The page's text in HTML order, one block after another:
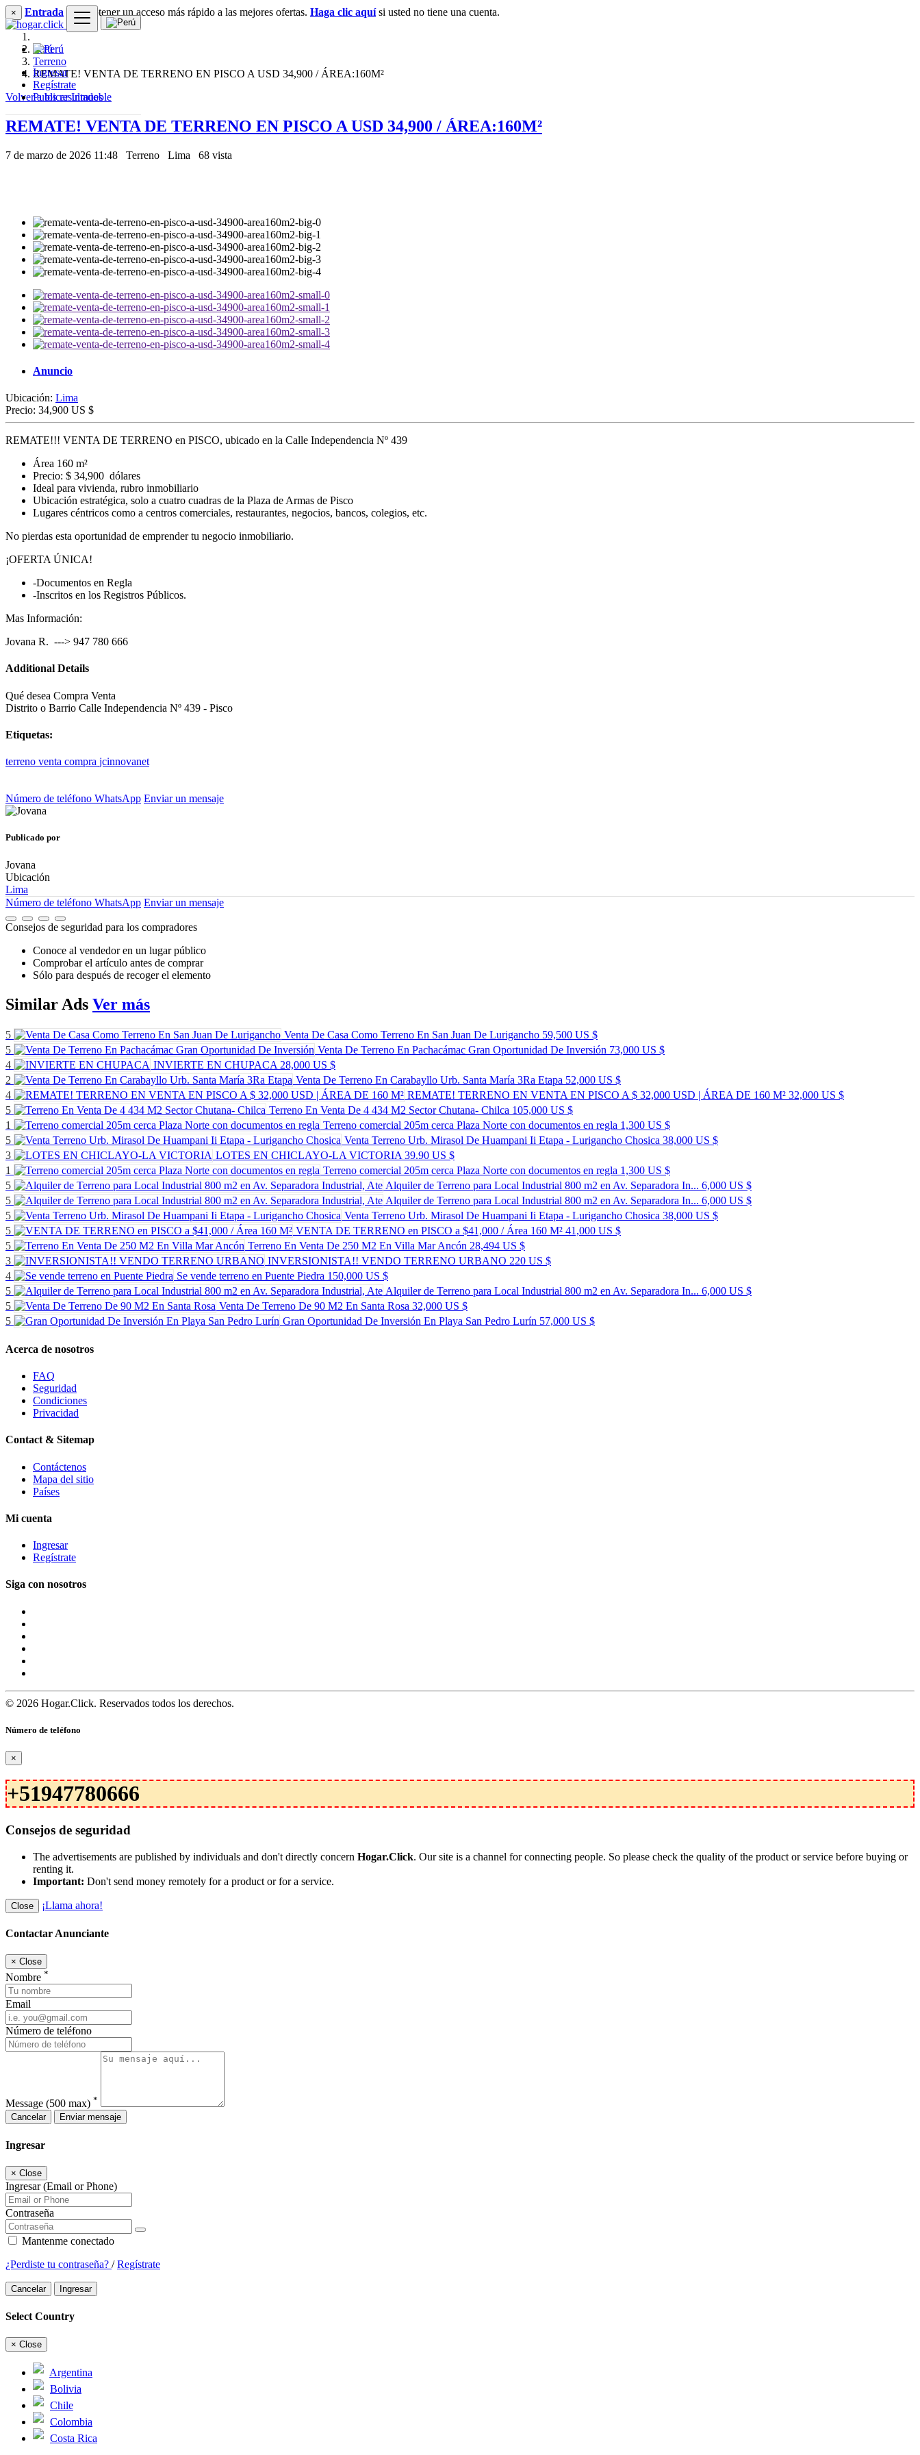
Ingresar
Regístrate
Publicar Inmueble
× Entrada para obtener un acceso más rápido a las mejores ofertas. Haga clic aquísi usted no tiene una cuenta.
Perú
Terreno
REMATE! VENTA DE TERRENO EN PISCO A USD 34,900 / ÁREA:160M²
Volver a los resultados
REMATE! VENTA DE TERRENO EN PISCO A USD 34,900 / ÁREA:160M²
7 de marzo de 2026 11:48 Terreno Lima 68 vista
Anuncio
Ubicación: Lima
Precio: 34,900 US $
REMATE!!! VENTA DE TERRENO en PISCO, ubicado en la Calle Independencia Nº 439
Área 160 m²
Precio: $ 34,900 dólares
Ideal para vivienda, rubro inmobiliario
Ubicación estratégica, solo a cuatro cuadras de la Plaza de Armas de Pisco
Lugares céntricos como a centros comerciales, restaurantes, negocios, bancos, colegios, etc.
No pierdas esta oportunidad de emprender tu negocio inmobiliario.
¡OFERTA ÚNICA!
-Documentos en Regla
-Inscritos en los Registros Públicos.
Mas Información:
Jovana R. ---> 947 780 666
Additional Details
Qué desea Compra Venta
Distrito o Barrio Calle Independencia Nº 439 - Pisco
Etiquetas:
terreno venta compra jcinnovanet
Número de teléfono WhatsApp Enviar un mensaje
Publicado por
Jovana
Ubicación
Lima
Número de teléfono WhatsApp Enviar un mensaje
Consejos de seguridad para los compradores
Conoce al vendedor en un lugar público
Comprobar el artículo antes de comprar
Sólo para después de recoger el elemento
Similar Ads Ver más
5 Venta De Casa Como Terreno En San Juan De Lurigancho 59,500 US $
5
Venta De Terreno En Pachacámac Gran Oportunidad De Inversión 73,000 US $
4
INVIERTE EN CHUPACA 28,000 US $
2
Venta De Terreno En Carabayllo Urb. Santa María 3Ra Etapa 52,000 US $
4
REMATE! TERRENO EN VENTA EN PISCO A $ 32,000 USD | ÁREA DE 160 M² 32,000 US $
5
Terreno En Venta De 4 434 M2 Sector Chutana- Chilca 105,000 US $
1
Terreno comercial 205m cerca Plaza Norte con documentos en regla 1,300 US $
5
Venta Terreno Urb. Mirasol De Huampani Ii Etapa - Lurigancho Chosica 38,000 US $
3
LOTES EN CHICLAYO-LA VICTORIA 39.90 US $
1
Terreno comercial 205m cerca Plaza Norte con documentos en regla 1,300 US $
5
Alquiler de Terreno para Local Industrial 800 m2 en Av. Separadora In... 6,000 US $
5
Alquiler de Terreno para Local Industrial 800 m2 en Av. Separadora In... 6,000 US $
5
Venta Terreno Urb. Mirasol De Huampani Ii Etapa - Lurigancho Chosica 38,000 US $
5
VENTA DE TERRENO en PISCO a $41,000 / Área 160 M² 41,000 US $
5
Terreno En Venta De 250 M2 En Villa Mar Ancón 28,494 US $
3
INVERSIONISTA!! VENDO TERRENO URBANO 220 US $
4
Se vende terreno en Puente Piedra 150,000 US $
5
Alquiler de Terreno para Local Industrial 800 m2 en Av. Separadora In... 6,000 US $
5
Venta De Terreno De 90 M2 En Santa Rosa 32,000 US $
5
Gran Oportunidad De Inversión En Playa San Pedro Lurín 57,000 US $
Acerca de nosotros
FAQ
Seguridad
Condiciones
Privacidad
Contact & Sitemap
Contáctenos
Mapa del sitio
Países
Mi cuenta
Ingresar
Regístrate
Siga con nosotros
© 2026 Hogar.Click. Reservados todos los derechos.
Número de teléfono
×
+51947780666
Consejos de seguridad
The advertisements are published by individuals and don't directly concern Hogar.Click. Our site is a channel for connecting people. So please check the quality of the product or service before buying or
renting it.
Important: Don't send money remotely for a product or for a service.
Close ¡Llama ahora!
Contactar Anunciante
× Close
Nombre *
Email
Número de teléfono
Message (500 max) *
Cancelar
Enviar mensaje
Ingresar
× Close
Ingresar (Email or Phone)
Contraseña
Mantenme conectado
¿Perdiste tu contraseña? /Regístrate
Cancelar Ingresar
Select Country
× Close
Argentina
Bolivia
Chile
Colombia
Costa Rica